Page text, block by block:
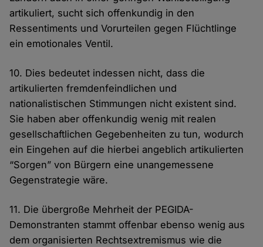
artikuliert, sucht sich offenkundig in den
Ressentiments und Vorurteilen gegen Flüchtlinge
ein emotionales Ventil.
10. Dies bedeutet indessen nicht, dass die
artikulierten fremdenfeindlichen und
nationalistischen Stimmungen nicht existent sind.
Sie haben aber offenkundig wenig mit realen
gesellschaftlichen Gegebenheiten zu tun, wodurch
ein Eingehen auf die hierbei angeblich artikulierten
“Sorgen” von Bürgern eine unangemessene
Gegenstrategie wäre.
11. Die übergroße Mehrheit der PEGIDA-
Demonstranten stammt offenbar ebenso wenig aus
dem organisierten Rechtsextremismus wie die